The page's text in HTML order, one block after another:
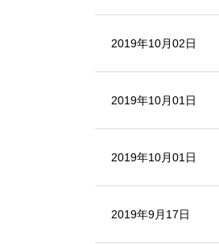
2019年10月02日
2019年10月01日
2019年10月01日
2019年9月17日